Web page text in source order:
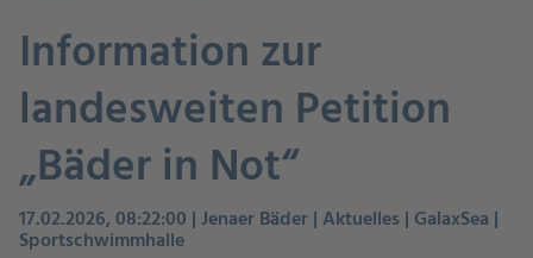
Information zur
landesweiten Petition
„Bäder in Not“
17.02.2026, 08:22:00 | Jenaer Bäder | Aktuelles | GalaxSea |
Sportschwimmhalle